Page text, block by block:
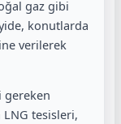
gaz gibi
konutlarda
verilerek
gereken
tesisleri,